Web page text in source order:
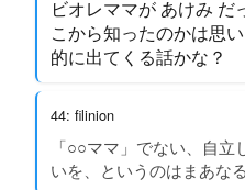
ビオレママが あけみ
こから知ったのかは思
的に出てくる話かな？
44: filinion
「○○ママ」でない、自
いを、というのはまあなる